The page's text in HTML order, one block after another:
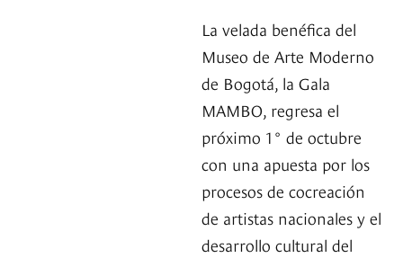
La velada benéfica del
Museo de Arte Moderno
de Bogotá, la Gala
MAMBO, regresa el
próximo 1° de octubre
con una apuesta por los
procesos de cocreación
de artistas nacionales y el
desarrollo cultural del